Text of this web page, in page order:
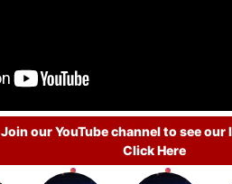
Join our YouTube channel to see our
Click Here